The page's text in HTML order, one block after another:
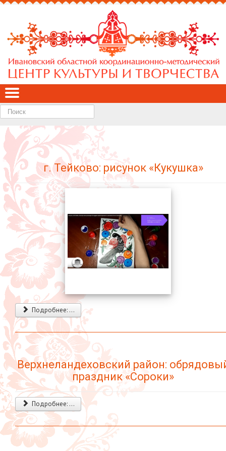
Найти
г. Тейково: рисунок «Кукушка»
Подробнее: ...
Верхнеландеховский район:
праздник «Сороки»
Подробнее: ...